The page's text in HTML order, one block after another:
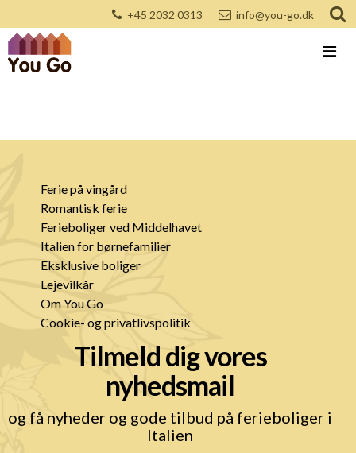
+45 2032 0313 info@you-go.dk
Ferie på vingård
Romantisk ferie
Ferieboliger ved Middelhavet
Italien for børnefamilier
Eksklusive boliger
Lejevilkår
Om You Go
Cookie- og privatlivspolitik
Tilmeld dig vores
nyhedsmail
og få nyheder og gode tilbud på ferieboliger i
Italien